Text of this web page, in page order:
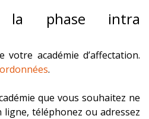
la phase intra
votre académie d’affectation.
.
que vous souhaitez ne
téléphonez ou adressez